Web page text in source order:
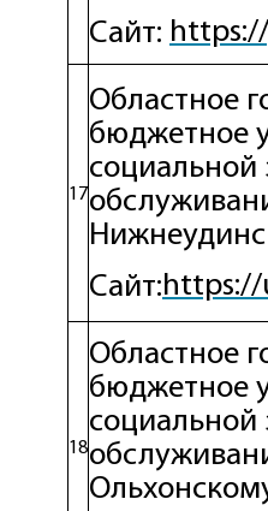
Сайт:
17
Областное
бюджетное
социальной
Сайт:https://
18
Областное
бюджетное
социальной